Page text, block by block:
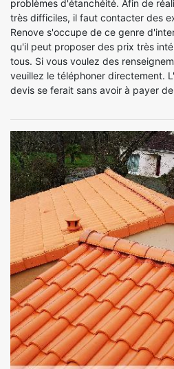
problèmes d'étanchéité. Afin de
très difficiles, il faut contacter des
Renove s'occupe de ce genre
qu'il peut proposer des prix très
tous. Si vous voulez des
veuillez le téléphoner directement.
devis se ferait sans avoir à payer